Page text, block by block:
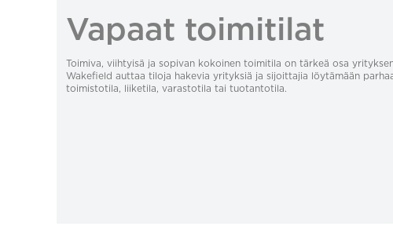
Vapaat toimitilat
Toimiva, viihtyisä ja sopivan kokoinen toimitila on tärkeä osa
Wakefield auttaa tiloja hakevia yrityksiä ja sijoittajia löytämään
toimistotila, liiketila, varastotila tai tuotantotila.